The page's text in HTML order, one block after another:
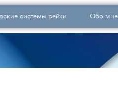
системы рейки Обо мне